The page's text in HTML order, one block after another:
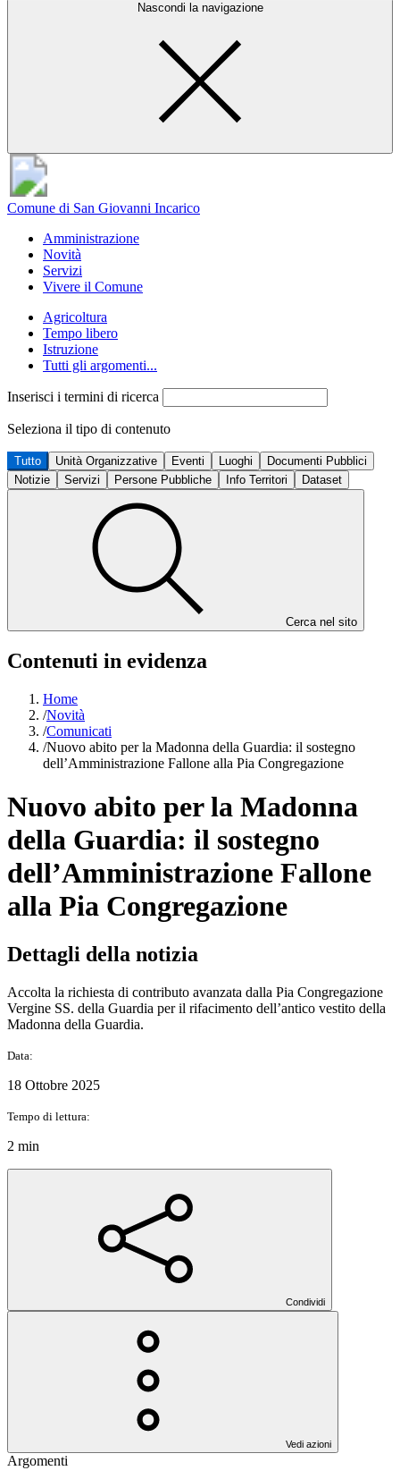
Nascondi la navigazione
Comune di San Giovanni Incarico
Amministrazione
Novità
Servizi
Vivere il Comune
Agricoltura
Tempo libero
Istruzione
Tutti gli argomenti...
Inserisci i termini di ricerca
Seleziona il tipo di contenuto
Tutto Unità Organizzative Eventi Luoghi
Documenti Pubblici
Notizie
Servizi Persone Pubbliche Info Territori Dataset
Cerca nel sito
Contenuti in evidenza
Home
/Novità
/Comunicati
/Nuovo abito per la Madonna della Guardia: il sostegno
dell’Amministrazione Fallone alla Pia Congregazione
Nuovo abito per la Madonna
della Guardia: il sostegno
dell’Amministrazione Fallone
alla Pia Congregazione
Dettagli della notizia
Accolta la richiesta di contributo avanzata dalla Pia Congregazione
Vergine SS. della Guardia per il rifacimento dell’antico vestito della
Madonna della Guardia.
Data:
18 Ottobre 2025
Tempo di lettura:
2 min
Condividi
Vedi azioni
Argomenti